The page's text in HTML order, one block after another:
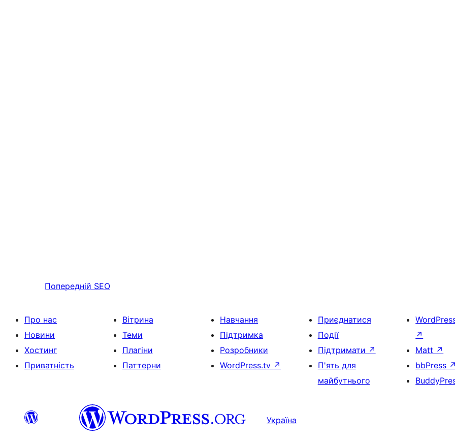
Попередній SEO
Про нас
Новини
Хостинг
Приватність
Вітрина
Теми
Плагіни
Паттерни
Навчання
Підтримка
Розробники
WordPress.tv ↗
Приєднатися
Події
Підтримати ↗
П'ять для
майбутнього
↗
Matt ↗
bbPress ↗
Україна